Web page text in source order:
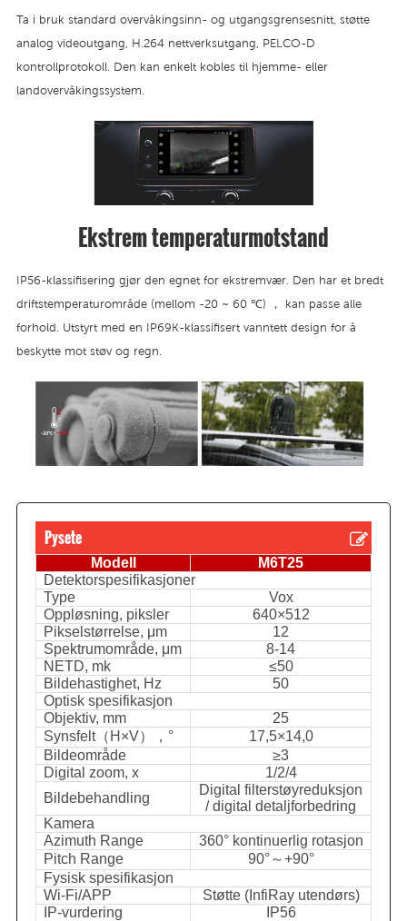
Ta i bruk standard overvåkingsinn- og utgangsgrensesnitt, støtte
analog videoutgang, H.264 nettverksutgang, PELCO-D
kontrollprotokoll. Den kan enkelt kobles til hjemme- eller
landovervåkingssystem.
Ekstrem temperaturmotstand
IP56-klassifisering gjør den egnet for ekstremvær. Den har et bredt
driftstemperaturområde (mellom -20 ~ 60 ℃) ， kan passe alle
forhold. Utstyrt med en IP69K-klassifisert vanntett design for å
beskytte mot støv og regn.
Pysete
Modell
M6T25
Detektorspesifikasjoner
Type
Vox
Oppløsning, piksler
640×512
Pikselstørrelse, μm
12
Spektrumområde, μm
8-14
NETD, mk
≤50
Bildehastighet, Hz
50
Optisk spesifikasjon
Objektiv, mm
25
Synsfelt（H×V），°
17,5×14,0
Bildeområde
≥3
Digital zoom, x
1/2/4
Bildebehandling
Digital filterstøyreduksjon
/ digital detaljforbedring
Kamera
Azimuth Range
360° kontinuerlig rotasjon
Pitch Range
90°～+90°
Fysisk spesifikasjon
Wi-Fi/APP
Støtte (InfiRay utendørs)
IP-vurdering
IP56